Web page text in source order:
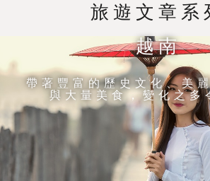
旅遊文章系
越南
帶著豐富的歷史文化、美
與大量美食，變化之多